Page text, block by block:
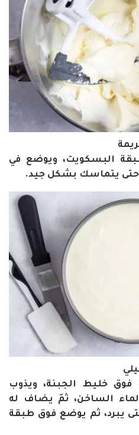
البسكويت، ويوضع في
حتى يتماسك بشكل جيد.
فوق خليط الجبنة، ويذوب
الساخن، ثمّ يضاف له
يبرد، ثم يوضع فوق طبقة